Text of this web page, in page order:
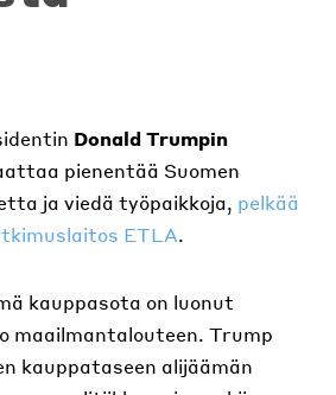
Donald Trumpin
pienentää Suomen
ja viedä työpaikkoja, pelkää
ETLA.
kauppasota on luonut
maailmantalouteen. Trump
kauppataseen alijäämän